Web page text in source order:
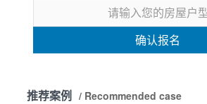
确认报名
推荐案例 / Recommended case